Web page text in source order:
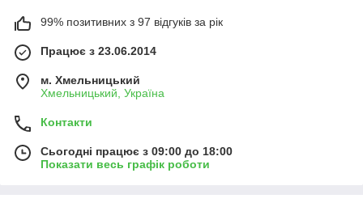
99% позитивних з 97 відгуків за рік
Працює з 23.06.2014
м. Хмельницький
Хмельницький, Україна
Контакти
Сьогодні працює з 09:00 до 18:00
Показати весь графік роботи